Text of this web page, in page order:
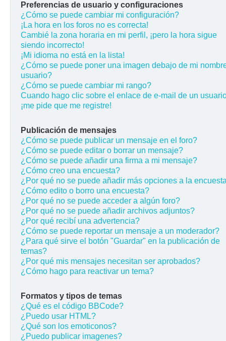
Preferencias de usuario y configuraciones
¿Cómo se puede cambiar mi configuración?
¡La hora en los foros no es correcta!
Cambié la zona horaria en mi perfil, ¡pero la hora sigue
siendo incorrecto!
¡Mi idioma no está en la lista!
¿Cómo se puede poner una imagen debajo de mi
usuario?
¿Cómo se puede cambiar mi rango?
Cuando hago clic sobre el enlace de e-mail de un
¡me pide que me registre!
Publicación de mensajes
¿Cómo se puede publicar un mensaje en el foro?
¿Cómo se puede editar o borrar un mensaje?
¿Cómo se puede añadir una firma a mi mensaje?
¿Cómo creo una encuesta?
¿Por qué no se puede añadir más opciones a la
¿Cómo edito o borro una encuesta?
¿Por qué no se puede acceder a algún foro?
¿Por qué no se puede añadir archivos adjuntos?
¿Por qué recibí una advertencia?
¿Cómo se puede reportar un mensaje a un moderador?
¿Para qué sirve el botón "Guardar" en la publicación de
temas?
¿Por qué mis mensajes necesitan ser aprobados?
¿Cómo hago para reactivar un tema?
Formatos y tipos de temas
¿Qué es el código BBCode?
¿Puedo usar HTML?
¿Qué son los emoticonos?
¿Puedo publicar imagenes?